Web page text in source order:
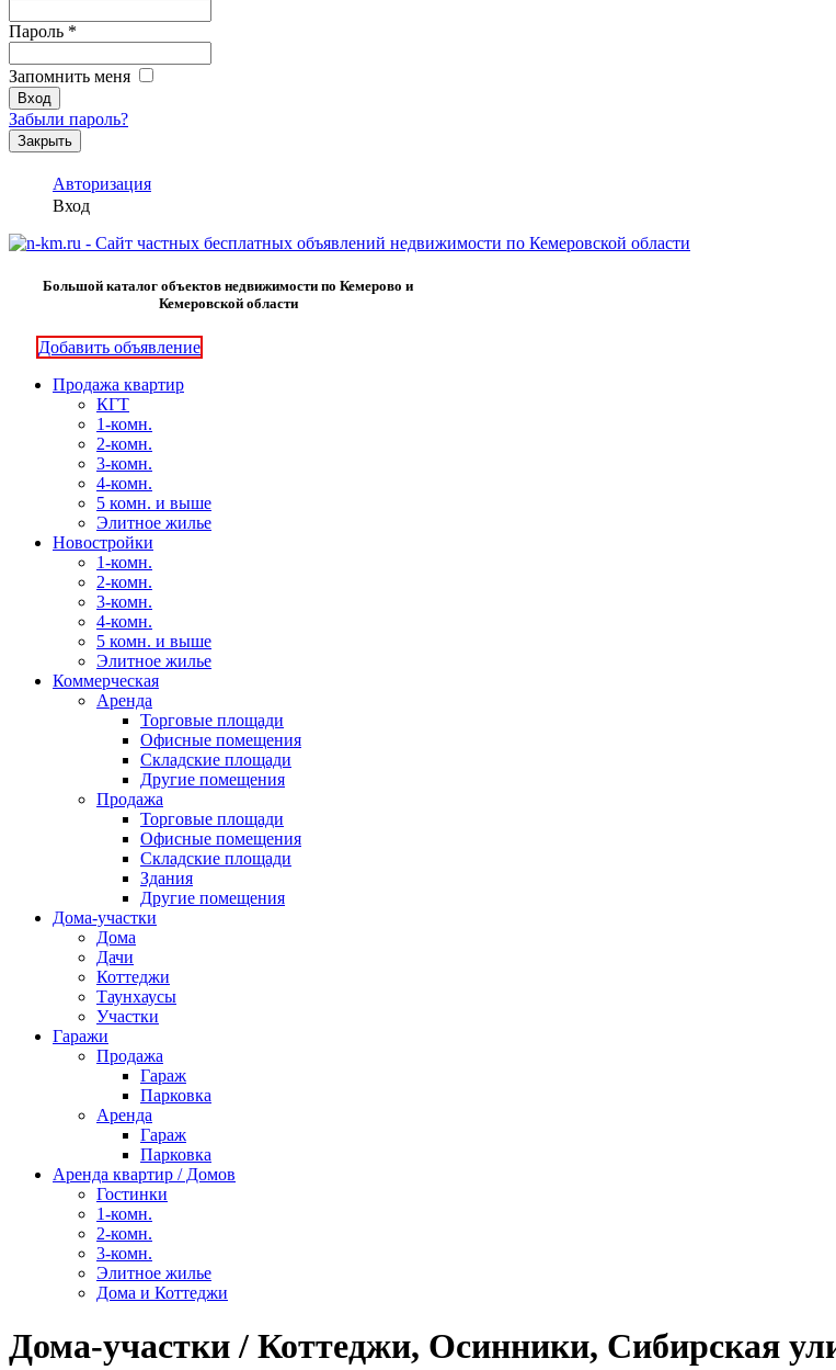
Пароль *
Запомнить меня
Забыли пароль?
Закрыть
Авторизация
Вход
Большой каталог объектов недвижимости по Кемерово и
Кемеровской области
Добавить объявление
Продажа квартир
КГТ
1-комн.
2-комн.
3-комн.
4-комн.
5 комн. и выше
Элитное жилье
Новостройки
1-комн.
2-комн.
3-комн.
4-комн.
5 комн. и выше
Элитное жилье
Коммерческая
Аренда
Торговые площади
Офисные помещения
Складские площади
Другие помещения
Продажа
Торговые площади
Офисные помещения
Складские площади
Здания
Другие помещения
Дома-участки
Дома
Дачи
Коттеджи
Таунхаусы
Участки
Гаражи
Продажа
Гараж
Парковка
Аренда
Гараж
Парковка
Аренда квартир / Домов
Гостинки
1-комн.
2-комн.
3-комн.
Элитное жилье
Дома и Коттеджи
Дома-участки / Коттеджи, Осинники, Сибирская